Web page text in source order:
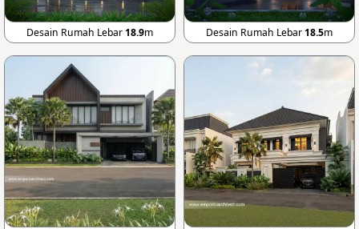
Desain Rumah Lebar 18.9m Desain Rumah Lebar 18.5m